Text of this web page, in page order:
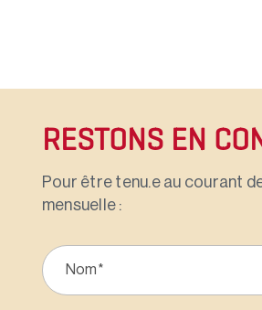
RESTONS EN
Pour être tenu.e au courant
mensuelle :